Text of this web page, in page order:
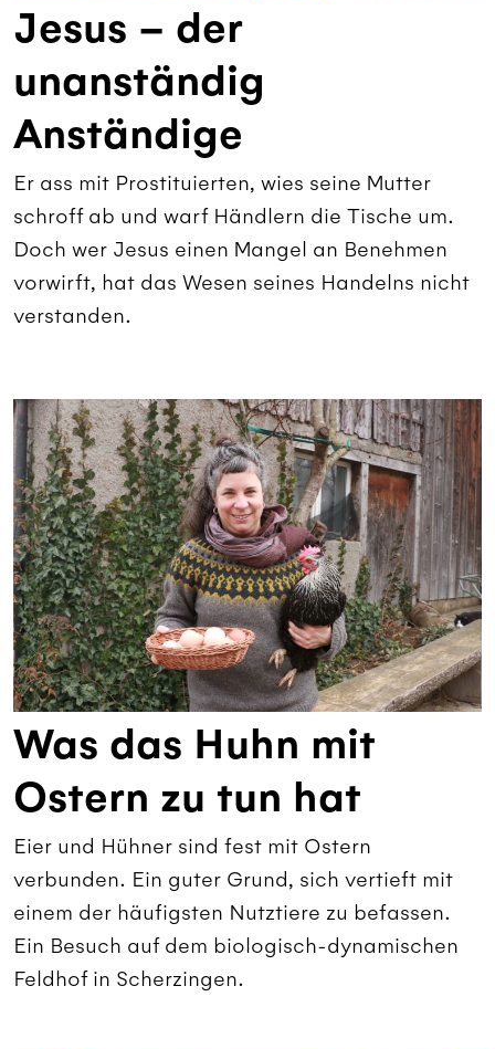
Jesus – der
unanständig
Anständige
Er ass mit Prostituierten, wies seine Mutter
schroff ab und warf Händlern die Tische um.
Doch wer Jesus einen Mangel an Benehmen
vorwirft, hat das Wesen seines Handelns nicht
verstanden.
Was das Huhn mit
Ostern zu tun hat
Eier und Hühner sind fest mit Ostern
verbunden. Ein guter Grund, sich vertieft mit
einem der häufigsten Nutztiere zu befassen.
Ein Besuch auf dem biologisch-dynamischen
Feldhof in Scherzingen.